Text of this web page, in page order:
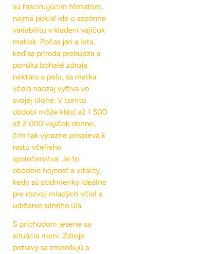
sú fascinujúcim tématom,
najmä pokiaľ ide o sezónne
variabilitu v kladení vajíčok
matiek. Počas jari a leta,
keď sa príroda prebúdza a
ponúka bohaté zdroje
nektáru a peľu, sa matka
včela naozaj vyžíva vo
svojej úlohe. V tomto
období môže klásť až 1 500
až 2 000 vajíčok denne,
čím tak výrazne prispieva k
rastu včelieho
spoločenstva. Je to
obdobie hojnosť a vitality,
kedy sú podmienky ideálne
pre rozvoj mladých včiel a
udržanie silného úľa.
S príchodom jesene sa
situácia mení. Zdroje
potravy sa zmenšujú a